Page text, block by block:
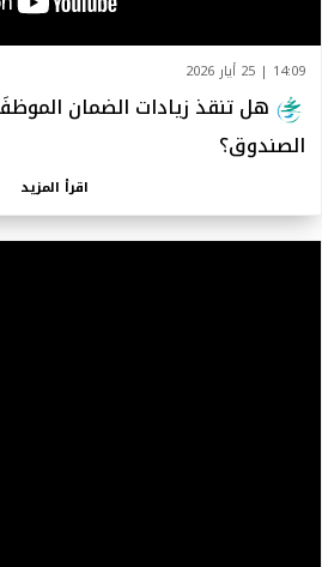
14:09 | 25 أيار 2026
هل تنقذ زيادات الضمان
الصندوق؟
اقرأ المزيد